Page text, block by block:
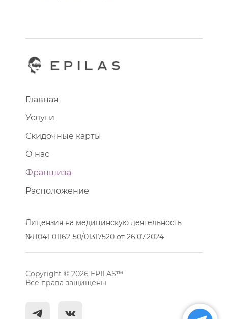
Главная
Услуги
Скидочные карты
О нас
Франшиза
Расположение
Лицензия на медицинскую деятельность
№Л041-01162-50/01317520 от 26.07.2024
Copyright © 2026 EPILAS™
Все права защищены
^ c